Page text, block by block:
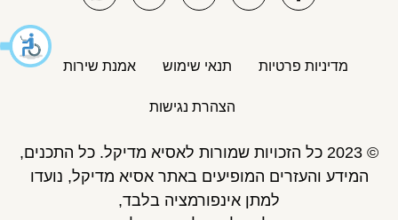
מדיניות פרטיות תנאי שימוש אמנת שירות
הצהרת נגישות
© 2023 כל הזכויות שמורות לאסיא מדיקל. כל התכנים,
המידע והעזרים המופיעים באתר אסיא מדיקל, נועדו
למתן אינפורמציה בלבד,